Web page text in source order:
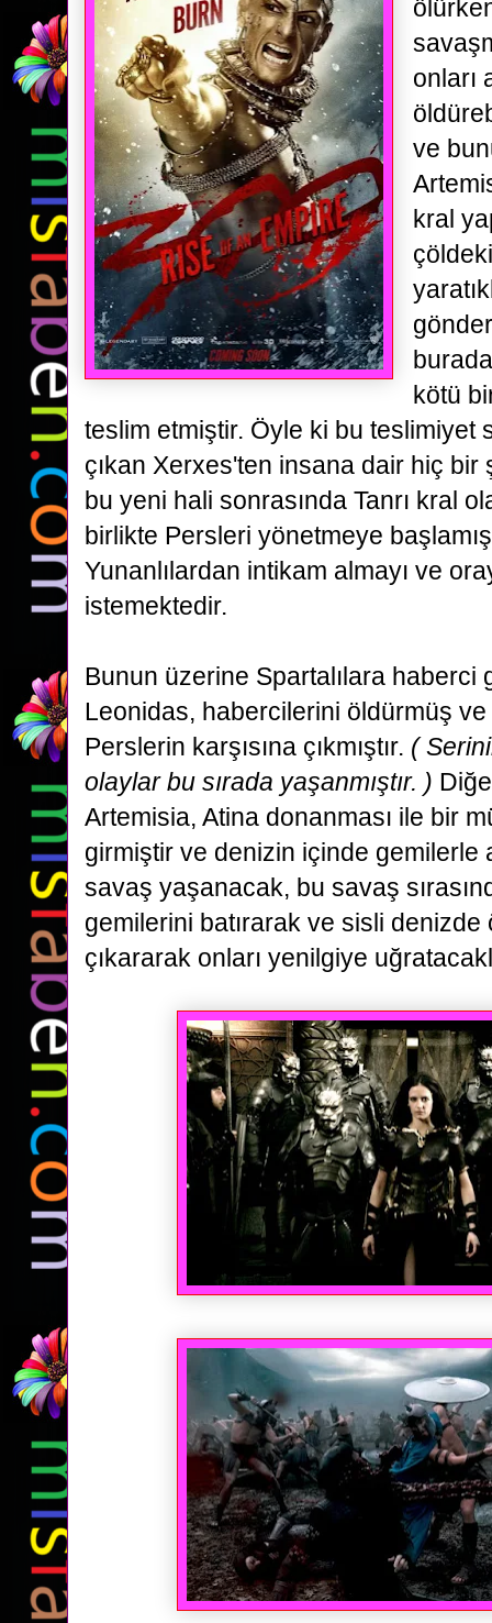
onları
ve
kral
kötü
teslim etmiştir. Öyle ki bu teslimiyet
çıkan Xerxes'ten insana dair hiç bir
bu yeni hali sonrasında Tanrı kral
birlikte Persleri yönetmeye
Yunanlılardan intikam almayı ve
istemektedir.
Bunun üzerine Spartalılara haberci
Leonidas, habercilerini öldürmüş
Perslerin karşısına çıkmıştır. (
olaylar bu sırada yaşanmıştır. )
Artemisia, Atina donanması ile bir
girmiştir ve denizin içinde gemilerle
savaş yaşanacak, bu savaş
gemilerini batırarak ve sisli
çıkararak onları yenilgiye